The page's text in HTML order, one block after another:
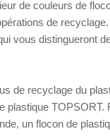
de couleurs de
de
vous distingueront
de recyclage du
plastique
un flocon de